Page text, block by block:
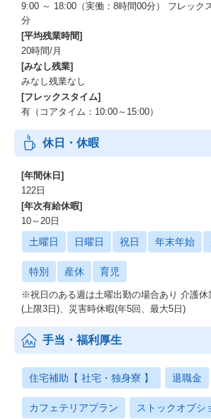
9:00 ～ 18:00（実働：8時間00分） フレッ
分
[平均残業時間]
20時間/月
[みなし残業]
みなし残業なし
[フレックスタイム]
有（コアタイム：10:00～15:00）
休日・休暇
[年間休日]
122日
[年次有給休暇]
10～20日
土曜日 日曜日 祝日 年末年始
特別 産休 育児
※祝日のある週は土曜出勤の場合あり 介護休
(上限3日)、災害時休暇(年5回、最大5日)
手当・福利厚生
住宅補助【 社宅・独身寮 】 退職金
カフェテリアプラン ストックオプシ